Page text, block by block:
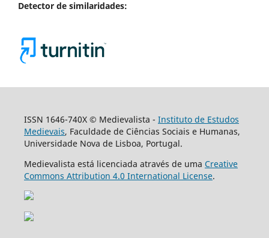
Detector de similaridades:
ISSN 1646-740X © Medievalista - Instituto de Estudos
Medievais, Faculdade de Ciências Sociais e Humanas,
Universidade Nova de Lisboa, Portugal.
Medievalista está licenciada através de uma Creative
Commons Attribution 4.0 International License.